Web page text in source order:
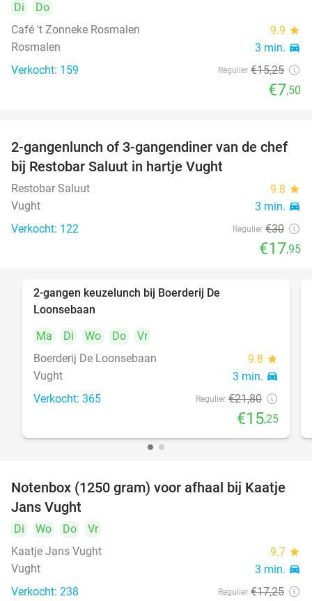
Di
Do
Café 't Zonneke Rosmalen
9.9 star
Rosmalen 3 min. directions_car
Verkocht: 159 Regulier €15,25
€7,50
40%
2-gangenlunch of 3-gangendiner van de chef
bij Restobar Saluut in hartje Vught
Restobar Saluut 9.8 star
Vught 3 min. directions_car
Verkocht: 122 Regulier €30
€17,95
2-gangen keuzelunch bij Boerderij De
Loonsebaan
Ma
Di Wo Do
Vr
Boerderij De Loonsebaan
9.8 star
Vught 3 min. directions_car
Verkocht: 365 Regulier €21,80
€15,25
42%
Notenbox (1250 gram) voor afhaal bij Kaatje
Jans Vught
Di Wo Do
Vr
Kaatje Jans Vught
9.7 star
Vught 3 min. directions_car
Verkocht: 238 Regulier €17,25